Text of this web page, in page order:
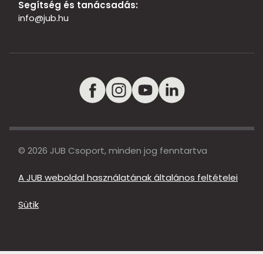
Segítség és tanácsadás:
info@jub.hu
© 2026 JUB Csoport, minden jog fenntartva
A JUB weboldal használatának általános feltételei
Sütik